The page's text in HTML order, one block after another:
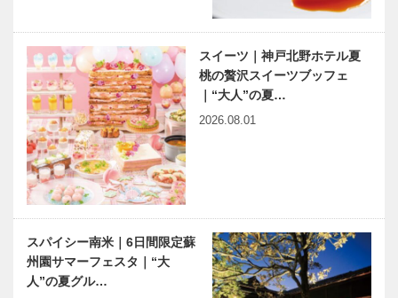
スイーツ｜神戸北野ホテル夏
桃の贅沢スイーツブッフェ
｜“大人”の夏…
2026.08.01
スパイシー南米｜6日間限定蘇
州園サマーフェスタ｜“大
人”の夏グル…